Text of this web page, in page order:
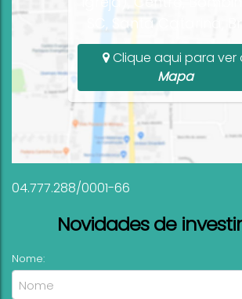
SC, Santa Catarina,
Clique aqui para ver
Mapa
04.777.288/0001-66
Novidades de
Nome: